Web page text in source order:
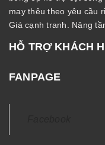
may thêu theo yêu cầu
Giá cạnh tranh. Nâng
HỖ TRỢ KHÁCH
FANPAGE